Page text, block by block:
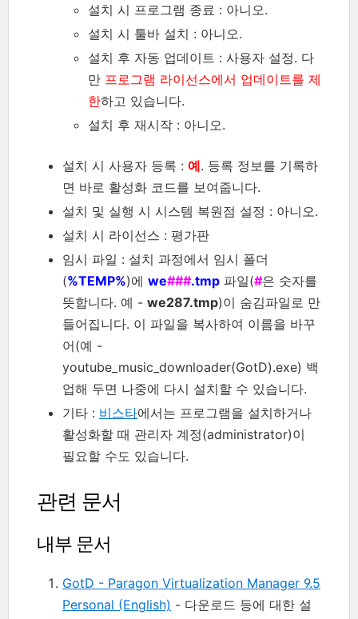
설치 시 프로그램 종료 : 아니오.
설치 시 툴바 설치 : 아니오.
설치 후 자동 업데이트 : 사용자 설정. 다
만 프로그램 라이선스에서 업데이트를 제
한하고 있습니다.
설치 후 재시작 : 아니오.
설치 시 사용자 등록 : 예. 등록 정보를 기록하
면 바로 활성화 코드를 보여줍니다.
설치 및 실행 시 시스템 복원점 설정 : 아니오.
설치 시 라이선스 : 평가판
임시 파일 : 설치 과정에서 임시 폴더
(%TEMP%)에 we###.tmp 파일(#은 숫자를
뜻합니다. 예 - we287.tmp)이 숨김파일로 만
들어집니다. 이 파일을 복사하여 이름을 바꾸
어(예 -
youtube_music_downloader(GotD).exe) 백
업해 두면 나중에 다시 설치할 수 있습니다.
기타 : 비스타에서는 프로그램을 설치하거나
활성화할 때 관리자 계정(administrator)이
필요할 수도 있습니다.
관련 문서
내부 문서
GotD - Paragon Virtualization Manager 9.5
Personal (English) - 다운로드 등에 대한 설